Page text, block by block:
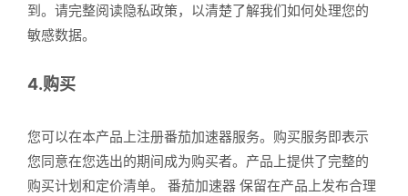
到。请完整阅读隐私政策，以清楚了解我们如何处理您的
敏感数据。
4.购买
您可以在本产品上注册番茄加速器服务。购买服务即表示
您同意在您选出的期间成为购买者。产品上提供了完整的
购买计划和定价清单。 番茄加速器 保留在产品上发布合理